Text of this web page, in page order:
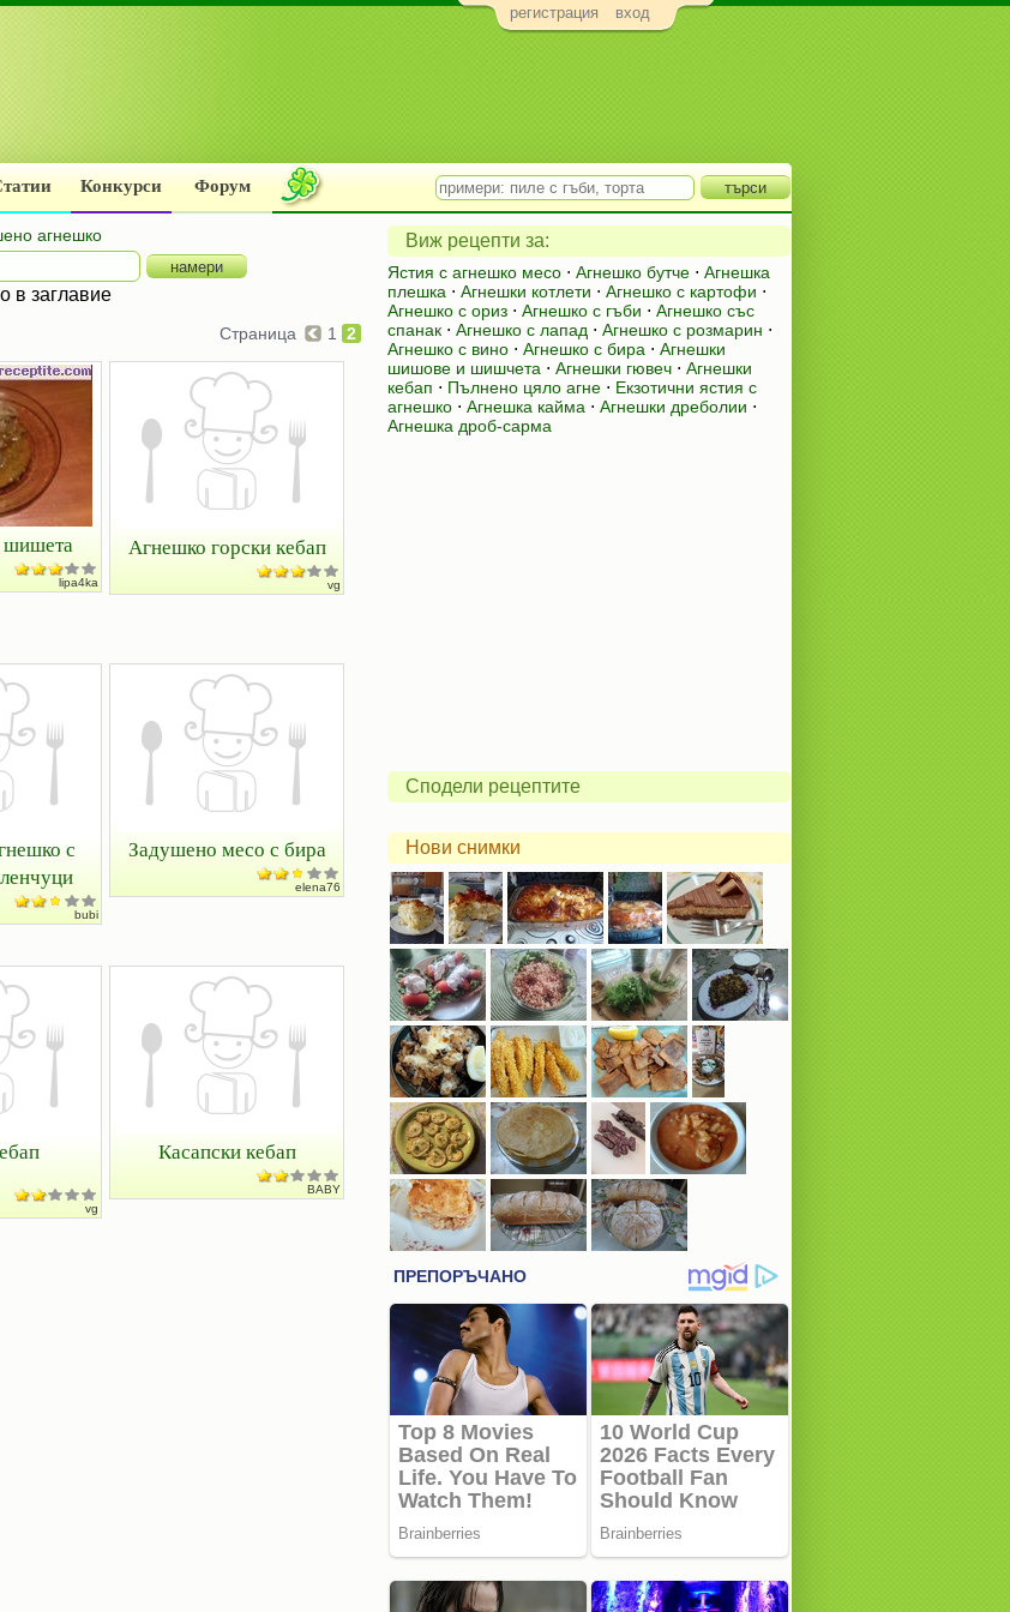
регистрация вход
Конкурси Форум
агнешко
в заглавие
Страница 1 2
шишета
lipa4ka
Агнешко горски кебап
vg
с
bubi
Задушено месо с бира
elena76
vg
Касапски кебап
BABY
Виж рецепти за:
Ястия с агнешко месо ⋅ Агнешко бутче ⋅ Агнешка
плешка ⋅ Агнешки котлети ⋅ Агнешко с картофи ⋅
Агнешко с ориз ⋅ Агнешко с гъби ⋅ Агнешко със
спанак ⋅ Агнешко с лапад ⋅ Агнешко с розмарин ⋅
Агнешко с вино ⋅ Агнешко с бира ⋅ Агнешки
шишове и шишчета ⋅ Агнешки гювеч ⋅ Агнешки
кебап ⋅ Пълнено цяло агне ⋅ Екзотични ястия с
агнешко ⋅ Агнешка кайма ⋅ Агнешки дреболии ⋅
Агнешка дроб-сарма
Сподели рецептите
Нови снимки